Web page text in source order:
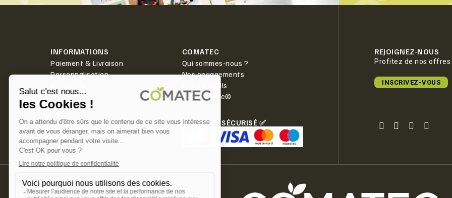
INFORMATIONS
Paiement & Livraison
Personnalisation
Contact
COMATEC
Qui sommes-nous ?
Nos engagements
Boîte à outils
PlanetScore©
LIVRAISON
Offerte dès 350€ HT d'achat.
PAIEMENT SÉCURISÉ ✅
REJOIGNEZ-NOUS
Profitez de nos offres
INSCRIVEZ-VOUS